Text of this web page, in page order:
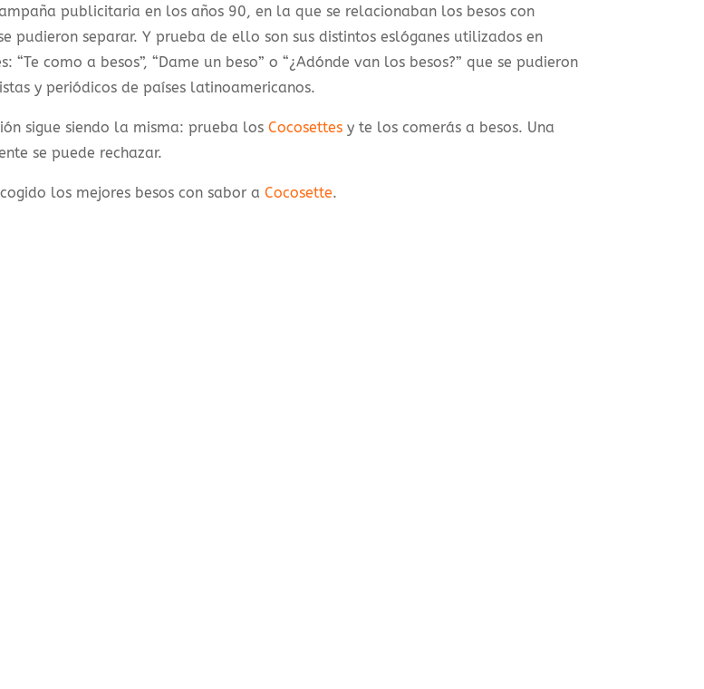
publicitaria en los años 90, en la que se relacionaban los besos con
pudieron separar. Y prueba de ello son sus distintos eslóganes utilizados en
“Te como a besos”, “Dame un beso” o “¿Adónde van los besos?” que se pudieron
y periódicos de países latinoamericanos.
sigue siendo la misma: prueba los Cocosettes y te los comerás a besos. Una
se puede rechazar.
los mejores besos con sabor aCocosette.